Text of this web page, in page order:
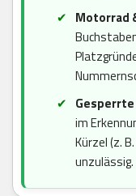
Motorrad
im
Kürzel (z.
unzulässig.